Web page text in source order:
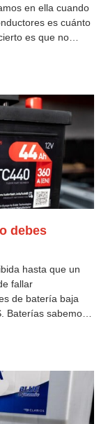
en ella cuando
es cuánto
es que no
debes
hasta que un
fallar
de batería baja
Baterías sabemos